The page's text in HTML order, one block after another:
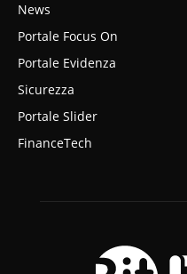
News
Portale Focus On
Portale Evidenza
Sicurezza
Portale Slider
FinanceTech